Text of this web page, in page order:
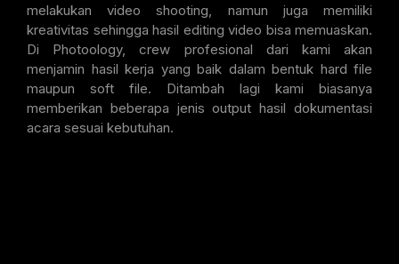
melakukan video shooting, namun juga memiliki
kreativitas sehingga hasil editing video bisa memuaskan.
Di Photoology, crew profesional dari kami akan
menjamin hasil kerja yang baik dalam bentuk hard file
maupun soft file. Ditambah lagi kami biasanya
memberikan beberapa jenis output hasil dokumentasi
acara sesuai kebutuhan.